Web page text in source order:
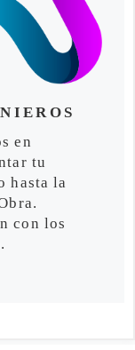
en
tu
hasta la
con los